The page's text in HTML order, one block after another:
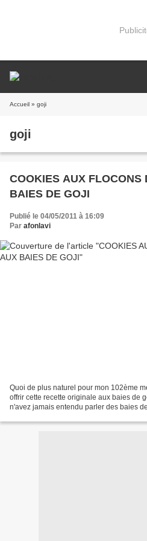
Accueil » goji
goji
COOKIES AUX FLOCONS
BAIES DE GOJI
Publié le 04/05/2011 à 16:09
Par afonlavi
Quoi de plus naturel pour mon 102ème
offrir cette recette originale aux baies de
n'avez jamais entendu parler des baies